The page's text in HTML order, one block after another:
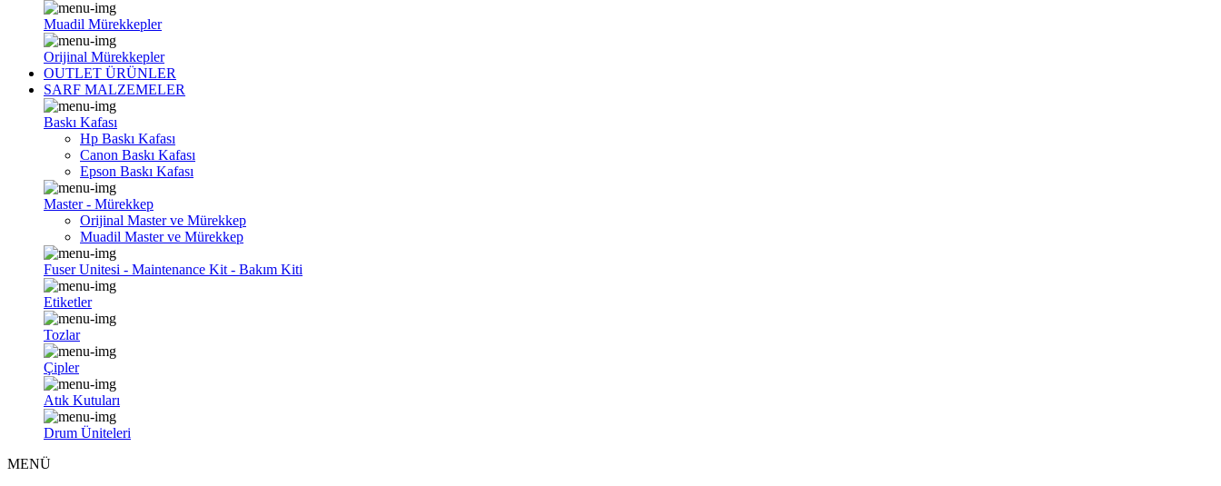
Muadil Mürekkepler
Orijinal Mürekkepler
OUTLET ÜRÜNLER
SARF MALZEMELER
Baskı Kafası
Hp Baskı Kafası
Canon Baskı Kafası
Epson Baskı Kafası
Master - Mürekkep
Orijinal Master ve Mürekkep
Muadil Master ve Mürekkep
Fuser Unitesi - Maintenance Kit - Bakım Kiti
Etiketler
Tozlar
Çipler
Atık Kutuları
Drum Üniteleri
MENÜ